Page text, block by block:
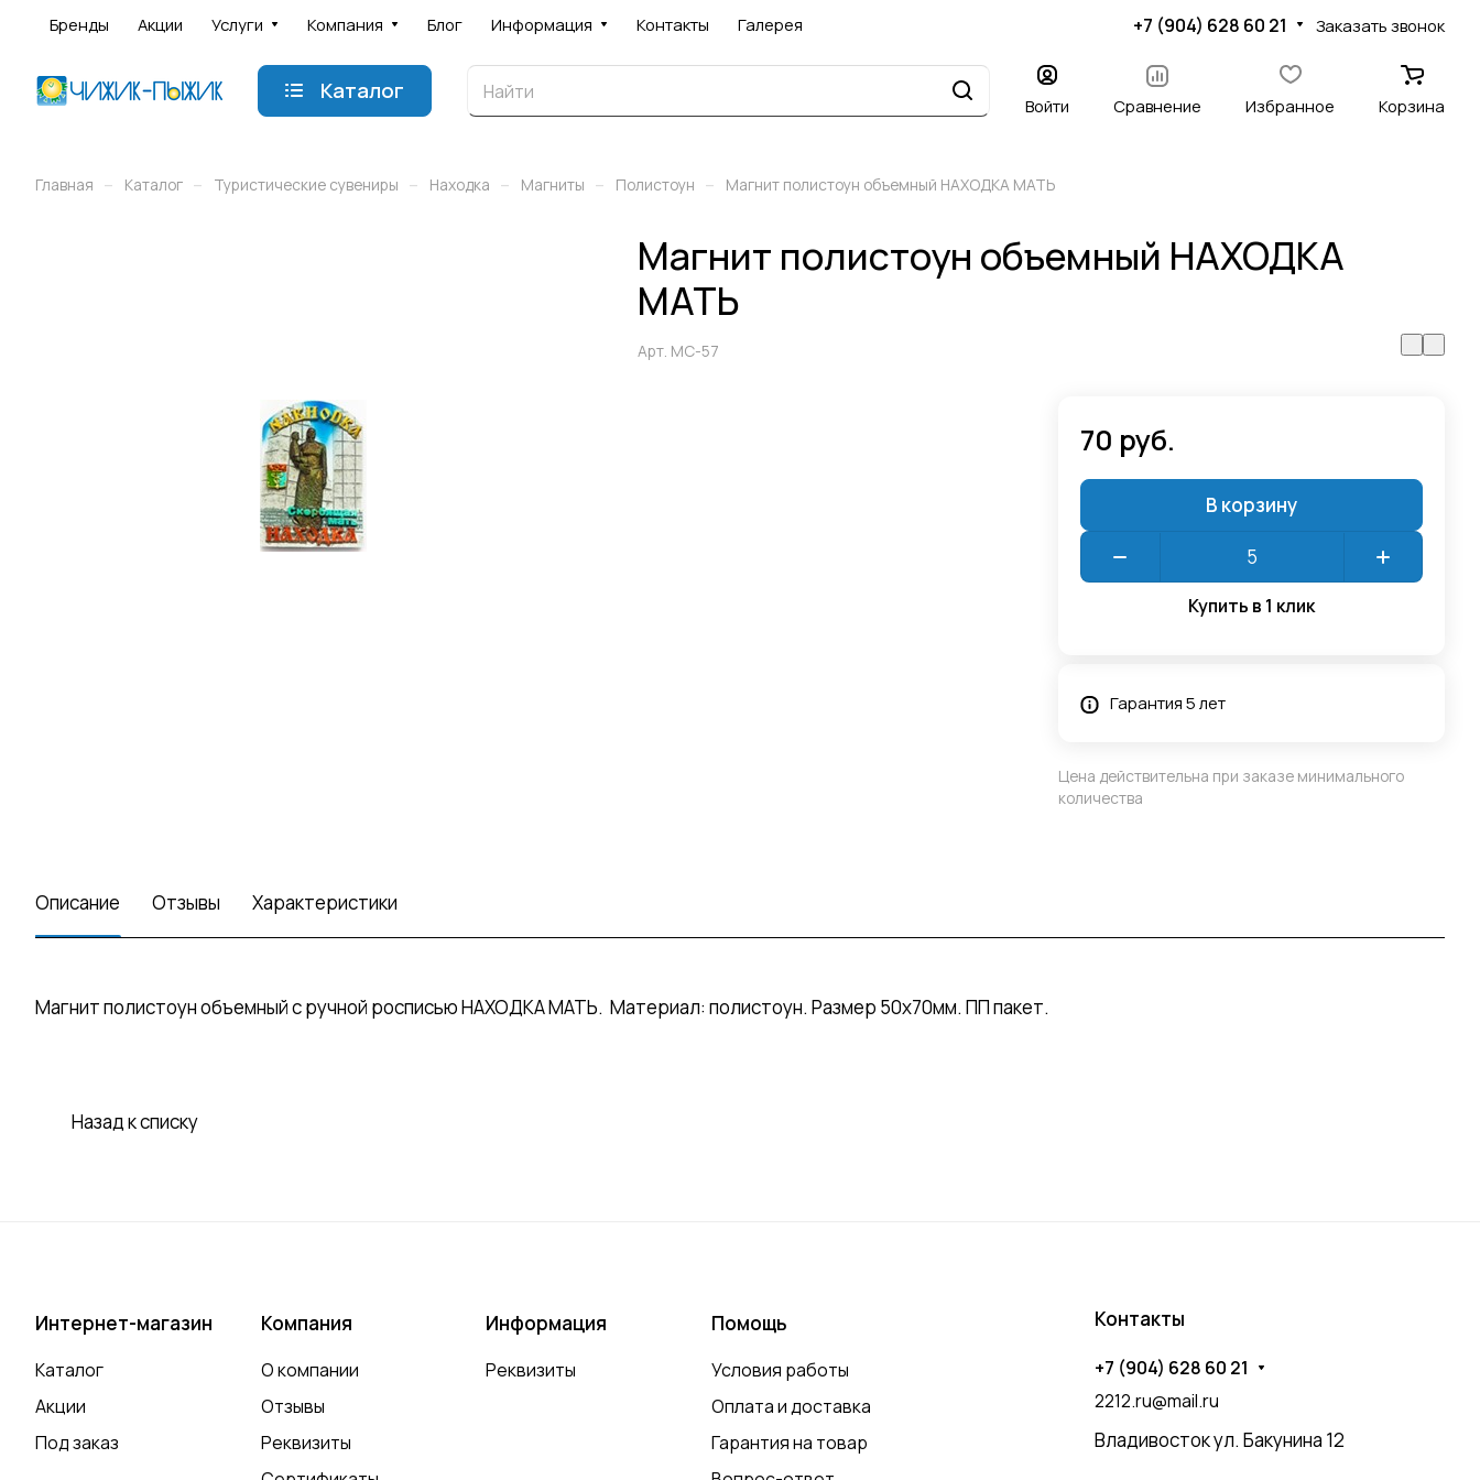
Бренды Акции Услуги Компания Блог Информация Контакты Галерея +7 (904) 628 60 21 Заказать звонок
Каталог
Войти Сравнение Избранное Корзина
Главная – Каталог – Туристические сувениры – Находка – Магниты – Полистоун – Магнит полистоун объемный НАХОДКА МАТЬ
Магнит полистоун объемный НАХОДКА
МАТЬ
Арт. МС-57
70 руб.
В корзину
Купить в 1 клик
Гарантия 5 лет
Цена действительна при заказе минимального
количества
Описание Отзывы Характеристики
Магнит полистоун объемный с ручной росписью НАХОДКА МАТЬ. Материал: полистоун. Размер 50х70мм. ПП пакет.
Назад к списку
Интернет-магазин
Каталог
Акции
Под заказ
Компания
О компании
Отзывы
Реквизиты
Информация
Реквизиты
Помощь
Условия работы
Оплата и доставка
Гарантия на товар
Контакты
+7 (904) 628 60 21
2212.ru@mail.ru
Владивосток ул. Бакунина 12